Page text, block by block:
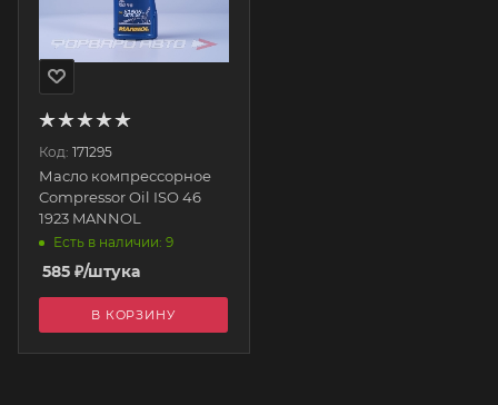
Код: 171295
Масло компрессорное
Compressor Oil ISO 46
1923 MANNOL
Есть в наличии: 9
585 ₽/штука
В КОРЗИНУ